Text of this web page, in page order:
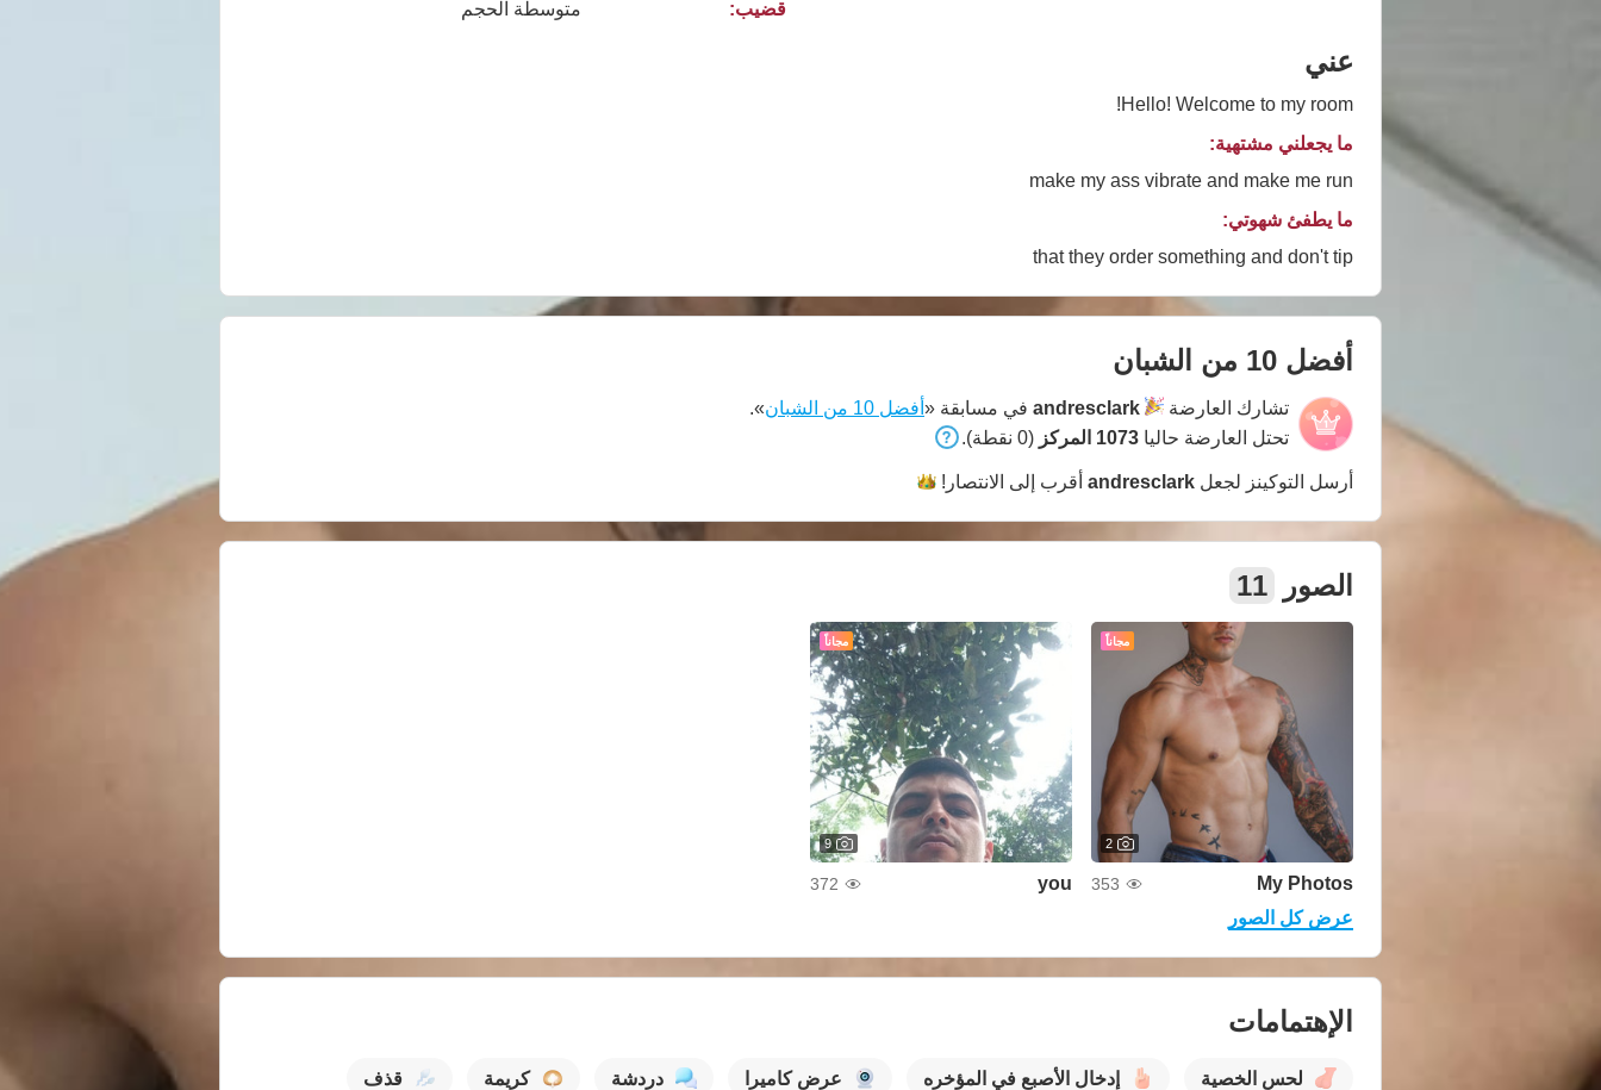
قضيب:
متوسطة الحجم
عني
Hello! Welcome to my room!
ما يجعلني مشتهية:
make my ass vibrate and make me run
ما يطفئ شهوتي:
that they order something and don't tip
أفضل 10 من الشبان
تشارك العارضة andresclark في مسابقة « أفضل 10 من الشبان
».
تحتل العارضة حاليا 1073 المركز (0 نقطة).
أرسل التوكينز لجعل andresclark أقرب إلى الانتصار!
الصور 11
مجاناً
2
My Photos
353
مجاناً
9
you
372
عرض كل الصور
الإهتمامات
لحس الخصية إدخال الأصبع في المؤخره عرض كاميرا دردشة كريمة قذف